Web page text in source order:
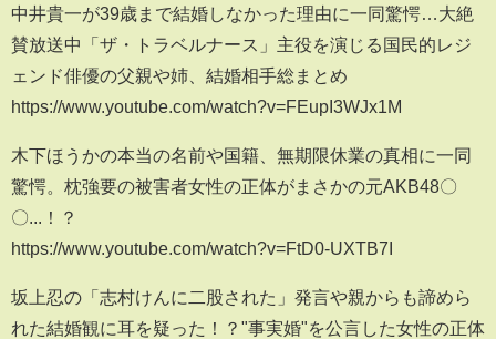
中井貴一が39歳まで結婚しなかった理由に一同驚愕…大絶
賛放送中「ザ・トラベルナース」主役を演じる国民的レジ
ェンド俳優の父親や姉、結婚相手総まとめ
https://www.youtube.com/watch?v=FEupI3WJx1M
木下ほうかの本当の名前や国籍、無期限休業の真相に一同
驚愕。枕強要の被害者女性の正体がまさかの元AKB48〇
〇...！？
https://www.youtube.com/watch?v=FtD0-UXTB7I
坂上忍の「志村けんに二股された」発言や親からも諦めら
れた結婚観に耳を疑った！？"事実婚"を公言した女性の正体